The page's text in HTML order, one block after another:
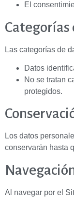
El
Categorías
Las categorías de
Datos
No se tratan
protegidos.
Los datos
conservarán hasta
Al navegar por el